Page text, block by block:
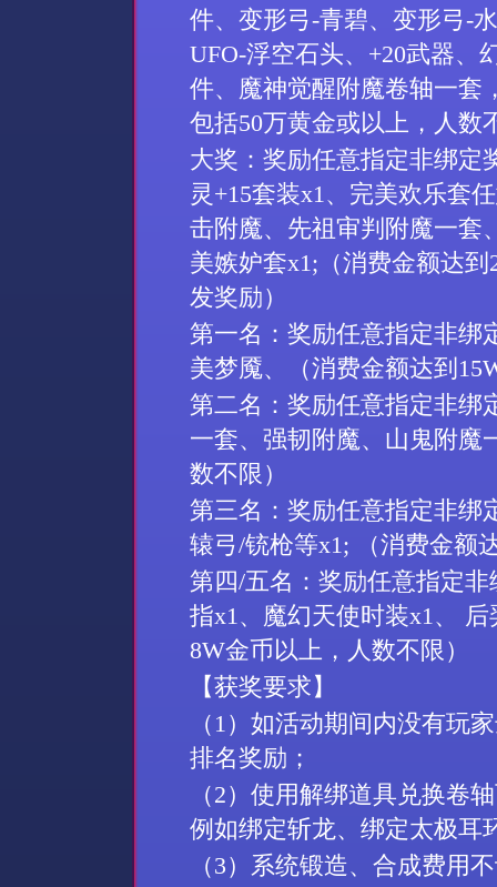
件、变形弓-青碧、变形弓-
UFO-浮空石头、+20武器、
件、魔神觉醒附魔卷轴一套
包括50万黄金或以上，人数
大奖：奖励任意指定非绑定
灵+15套装x1、完美欢乐套
击附魔、 先祖审判附魔一套
美嫉妒套x1;（消费金额达
发奖励）
第一名 ：奖励任意指定非
美梦魇、（消费金额达到
第二名 ：奖励任意指定非
一套、强韧附魔、山鬼附魔
数不限）
第三名 ：奖励任意指定非
辕弓/铳枪等x1; （消费金额
第四/五名：奖励任意指定
指x1、魔幻天使时装x1、
8W金币以上，人数不限）
【获奖要求】
（ 1）如活动期间内没有玩
排名奖励；
（2） 使用解绑道具兑换卷
例如绑定斩龙、绑定太极耳
（3） 系统锻造、合成费用